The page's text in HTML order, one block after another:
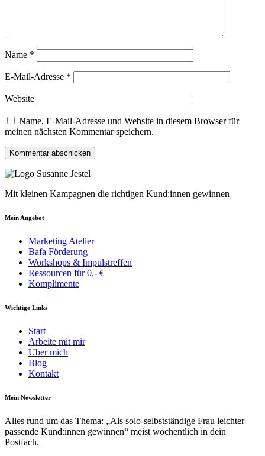
Name *
E-Mail-Adresse *
Website
Name, E-Mail-Adresse und Website in diesem Browser für
meinen nächsten Kommentar speichern.
Mit kleinen Kampagnen die richtigen Kund:innen gewinnen
Mein Angebot
Marketing Atelier
Bafa Förderung
Workshops & Impulstreffen
Ressourcen für 0,- €
Komplimente
Wichtige Links
Start
Arbeite mit mir
Über mich
Blog
Kontakt
Mein Newsletter
Alles rund um das Thema: „Als solo-selbst­­ständige Frau leichter
pass­ende Kund:innen gewinnen“ meist wöchentlich in dein
Postfach.